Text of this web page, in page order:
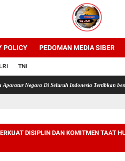
POLICY PEDOMAN MEDIA SIBER
TNI
Di Seluruh Indonesia Tertibkan bendera
DISIPLIN DAN KOMITMEN TAAT